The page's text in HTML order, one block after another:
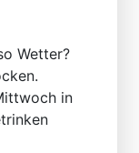
Wetter?
in